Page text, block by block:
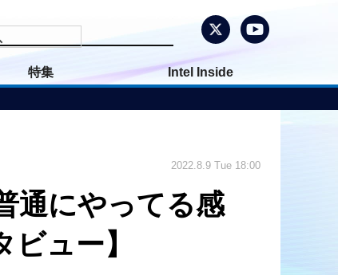
特集 Intel Inside
通にやってる感
ュー】
2022.8.9 Tue 18:00